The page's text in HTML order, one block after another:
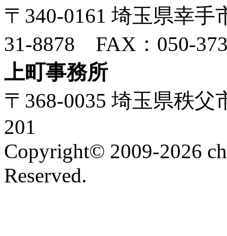
〒340-0161 埼玉県幸
31-8878 FAX：050-
上町事務所
〒368-0035 埼玉県秩
201
Copyright© 2009-2026
Reserved.